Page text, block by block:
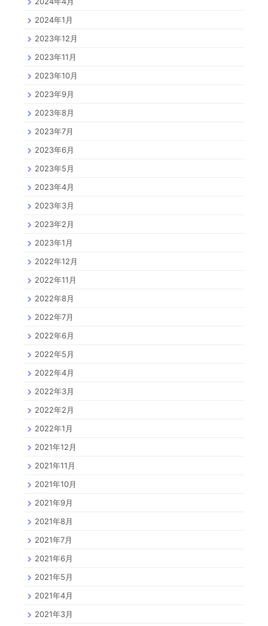
2024年1月
2023年12月
2023年11月
2023年10月
2023年9月
2023年8月
2023年7月
2023年6月
2023年5月
2023年4月
2023年3月
2023年2月
2023年1月
2022年12月
2022年11月
2022年8月
2022年7月
2022年6月
2022年5月
2022年4月
2022年3月
2022年2月
2022年1月
2021年12月
2021年11月
2021年10月
2021年9月
2021年8月
2021年7月
2021年6月
2021年5月
2021年4月
2021年3月